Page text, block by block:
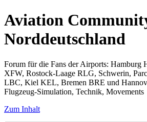
Aviation
Norddeutschland
Forum für die Fans der Airports: Hamburg
XFW, Rostock-Laage RLG, Schwerin,
LBC, Kiel KEL, Bremen BRE und
Flugzeug-Simulation, Technik, Movements
Zum Inhalt